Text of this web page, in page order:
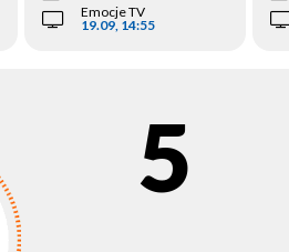
Emocje TV
19.09, 14:55
5